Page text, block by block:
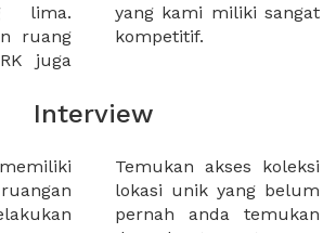
lima.
ruang
juga
sangat
kompetitif.
Interview
koleksi
belum